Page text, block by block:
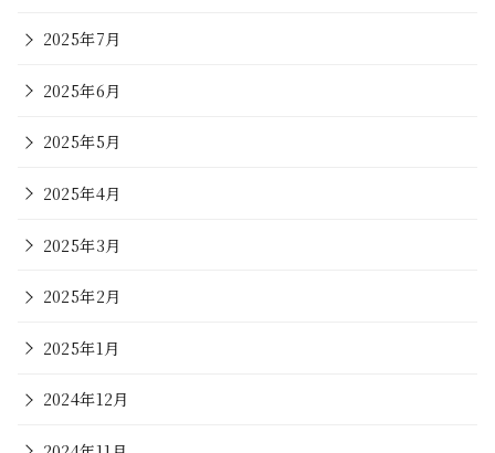
2025年7月
2025年6月
2025年5月
2025年4月
2025年3月
2025年2月
2025年1月
2024年12月